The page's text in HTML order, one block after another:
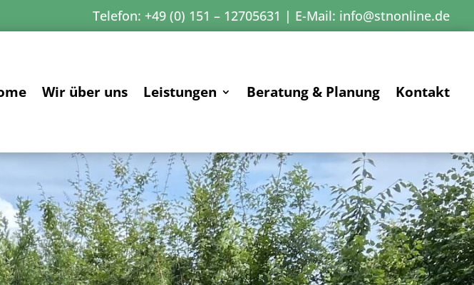
Telefon: +49 (0) 151 – 12705631 | E-Mail: info@stnonline.de
Wir über uns Leistungen Beratung & Planung Kontakt